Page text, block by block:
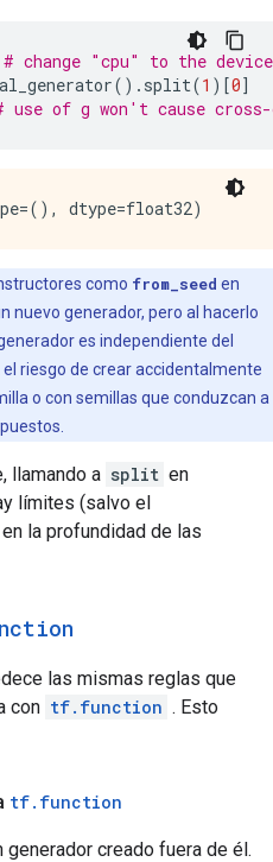
# change "cpu" to the
(). split(1 )[0]
use of g won't cause
como from_seed en
nuevo generador, pero al hacerlo
es independiente del
riesgo de crear accidentalmente
o con semillas que conduzcan a
llamando a split en
límites (salvo el
la profundidad de las
las mismas reglas que
con tf.function . Esto
tf. function
generador creado fuera de él.